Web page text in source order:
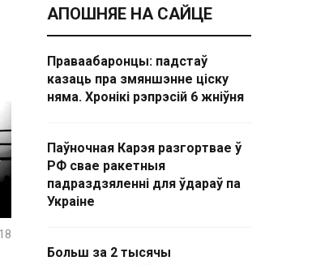
АПОШНЯЕ НА САЙЦЕ
Праваабаронцы: падстаў
казаць пра змяншэнне ціску
няма. Хронікі рэпрэсій 6 жніўня
Паўночная Карэя разгортвае ў
РФ свае ракетныя
падраздзяленні для ўдараў па
Украіне
Больш за 2 тысячы